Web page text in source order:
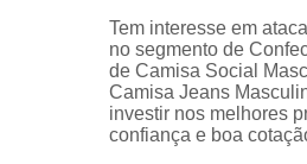
Tem interesse em
no segmento de
de Camisa Social
Camisa Jeans
investir nos melhores
confiança e boa